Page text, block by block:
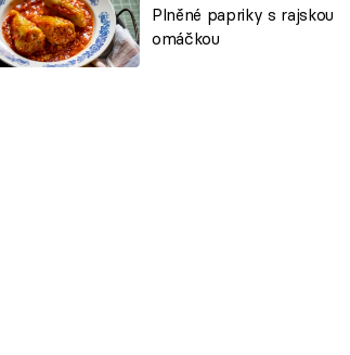
Plněné papriky s rajskou
omáčkou